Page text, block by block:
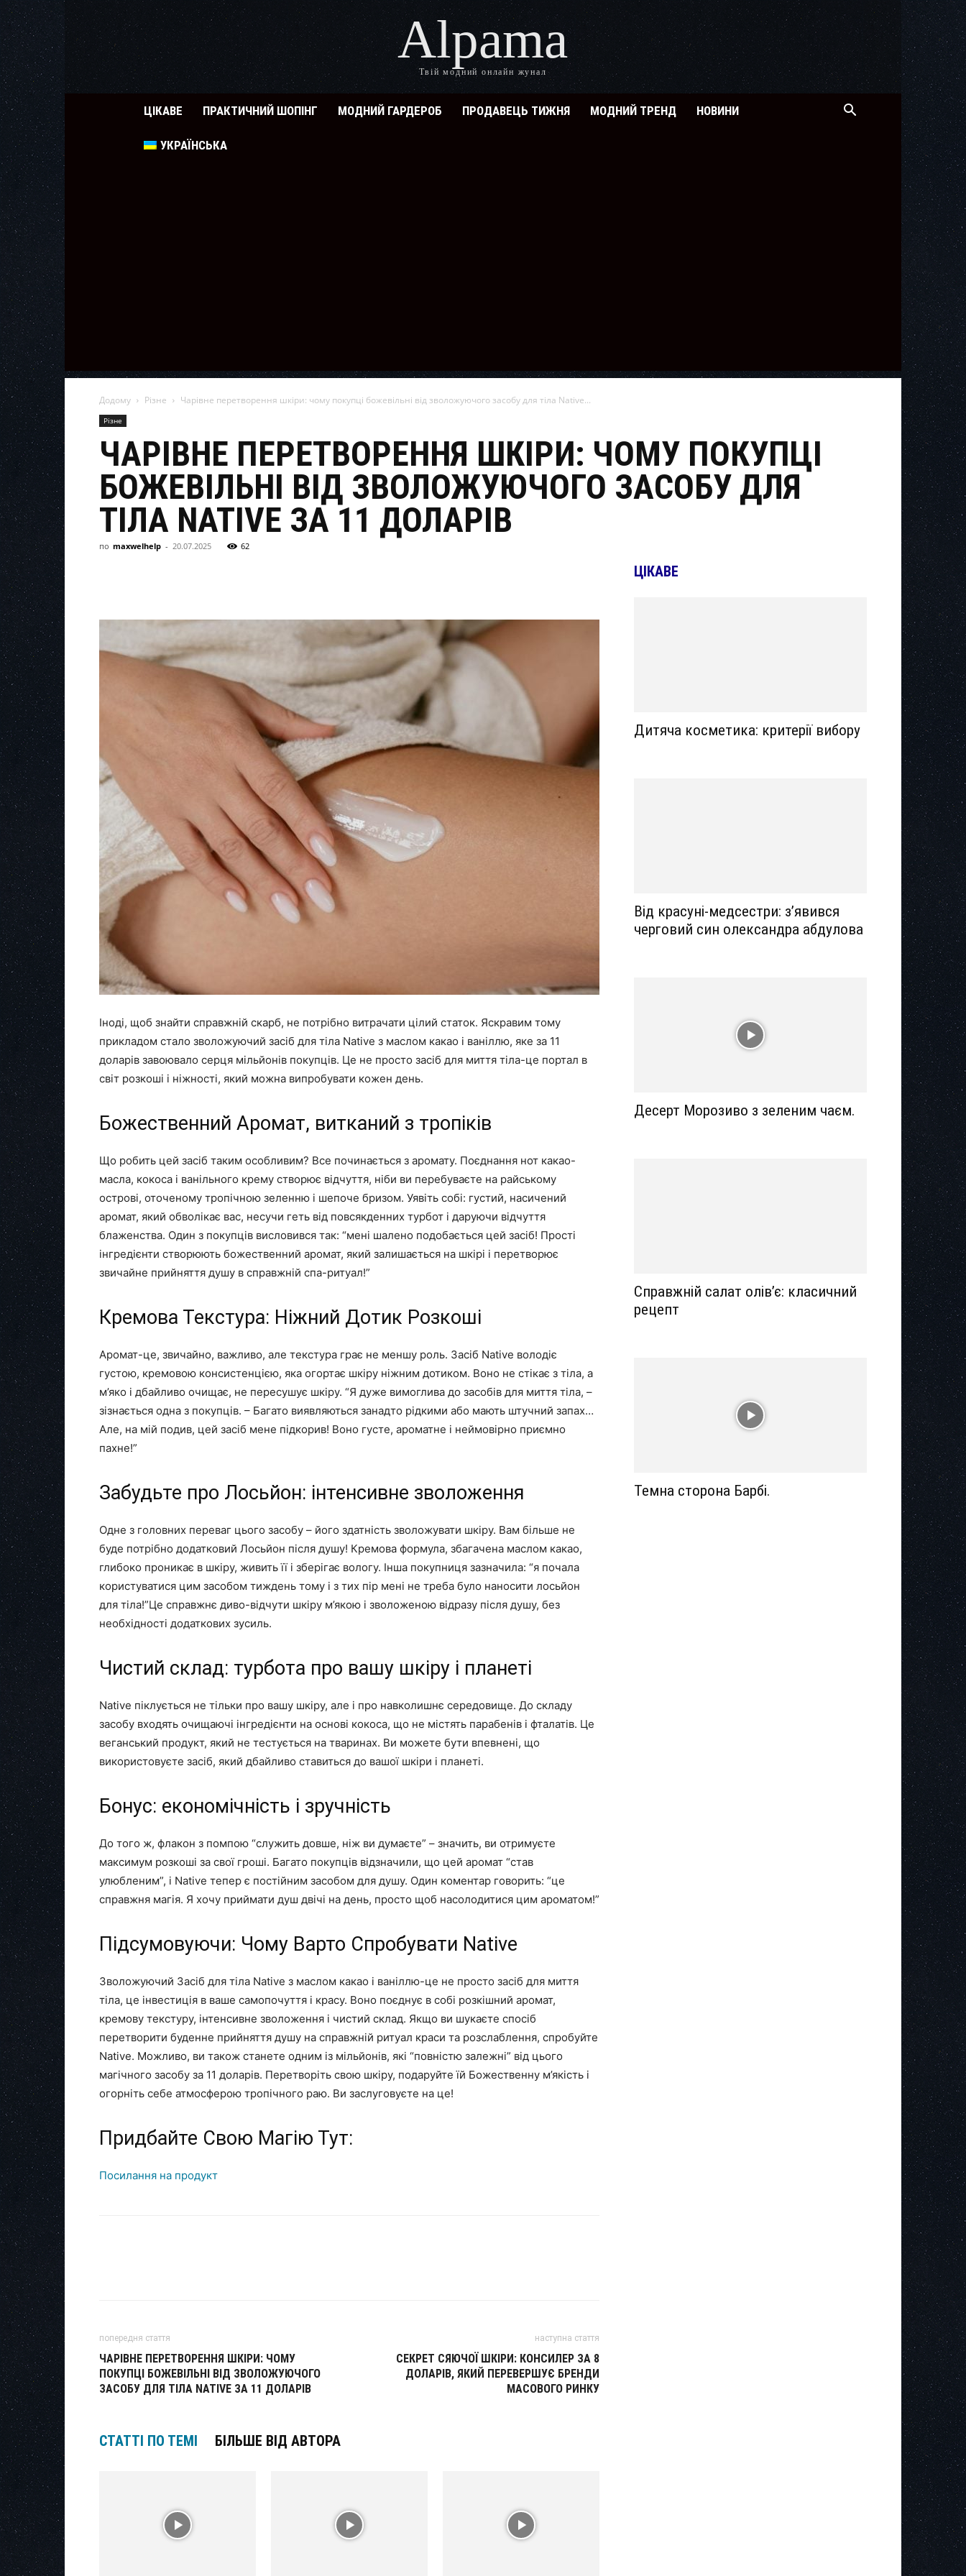
Alpama
Твій модний онлайн жунал
ЦІКАВЕ ПРАКТИЧНИЙ ШОПІНГ МОДНИЙ ГАРДЕРОБ ПРОДАВЕЦЬ ТИЖНЯ МОДНИЙ ТРЕНД НОВИНИ
УКРАЇНСЬКА
Додому Різне Чарівне перетворення шкіри: чому покупці божевільні від зволожуючого засобу для тіла Native...
Різне
ЧАРІВНЕ ПЕРЕТВОРЕННЯ ШКІРИ: ЧОМУ ПОКУПЦІ
БОЖЕВІЛЬНІ ВІД ЗВОЛОЖУЮЧОГО ЗАСОБУ ДЛЯ
ТІЛА NATIVE ЗА 11 ДОЛАРІВ
по maxwelhelp - 20.07.2025 62
Іноді, щоб знайти справжній скарб, не потрібно витрачати цілий статок. Яскравим тому
прикладом стало зволожуючий засіб для тіла Native з маслом какао і ваніллю, яке за 11
доларів завоювало серця мільйонів покупців. Це не просто засіб для миття тіла-це портал в
світ розкоші і ніжності, який можна випробувати кожен день.
Божественний Аромат, витканий з тропіків
Що робить цей засіб таким особливим? Все починається з аромату. Поєднання нот какао-
масла, кокоса і ванільного крему створює відчуття, ніби ви перебуваєте на райському
острові, оточеному тропічною зеленню і шепоче бризом. Уявіть собі: густий, насичений
аромат, який обволікає вас, несучи геть від повсякденних турбот і даруючи відчуття
блаженства. Один з покупців висловився так: “мені шалено подобається цей засіб! Прості
інгредієнти створюють божественний аромат, який залишається на шкірі і перетворює
звичайне прийняття душу в справжній спа-ритуал!”
Кремова Текстура: Ніжний Дотик Розкоші
Аромат-це, звичайно, важливо, але текстура грає не меншу роль. Засіб Native володіє
густою, кремовою консистенцією, яка огортає шкіру ніжним дотиком. Воно не стікає з тіла, а
м’яко і дбайливо очищає, не пересушує шкіру. “Я дуже вимоглива до засобів для миття тіла, –
зізнається одна з покупців. – Багато виявляються занадто рідкими або мають штучний запах…
Але, на мій подив, цей засіб мене підкорив! Воно густе, ароматне і неймовірно приємно
пахне!”
Забудьте про Лосьйон: інтенсивне зволоження
Одне з головних переваг цього засобу – його здатність зволожувати шкіру. Вам більше не
буде потрібно додатковий Лосьйон після душу! Кремова формула, збагачена маслом какао,
глибоко проникає в шкіру, живить її і зберігає вологу. Інша покупниця зазначила: “я почала
користуватися цим засобом тиждень тому і з тих пір мені не треба було наносити лосьйон
для тіла!”Це справжнє диво-відчути шкіру м’якою і зволоженою відразу після душу, без
необхідності додаткових зусиль.
Чистий склад: турбота про вашу шкіру і планеті
Native піклується не тільки про вашу шкіру, але і про навколишнє середовище. До складу
засобу входять очищаючі інгредієнти на основі кокоса, що не містять парабенів і фталатів. Це
веганський продукт, який не тестується на тваринах. Ви можете бути впевнені, що
використовуєте засіб, який дбайливо ставиться до вашої шкіри і планеті.
Бонус: економічність і зручність
До того ж, флакон з помпою “служить довше, ніж ви думаєте” – значить, ви отримуєте
максимум розкоші за свої гроші. Багато покупців відзначили, що цей аромат “став
улюбленим”, і Native тепер є постійним засобом для душу. Один коментар говорить: “це
справжня магія. Я хочу приймати душ двічі на день, просто щоб насолодитися цим ароматом!”
Підсумовуючи: Чому Варто Спробувати Native
Зволожуючий Засіб для тіла Native з маслом какао і ваніллю-це не просто засіб для миття
тіла, це інвестиція в ваше самопочуття і красу. Воно поєднує в собі розкішний аромат,
кремову текстуру, інтенсивне зволоження і чистий склад. Якщо ви шукаєте спосіб
перетворити буденне прийняття душу на справжній ритуал краси та розслаблення, спробуйте
Native. Можливо, ви також станете одним із мільйонів, які “повністю залежні” від цього
магічного засобу за 11 доларів. Перетворіть свою шкіру, подаруйте їй Божественну м’якість і
огорніть себе атмосферою тропічного раю. Ви заслуговуєте на це!
Придбайте Свою Магію Тут:
Посилання на продукт
попередня стаття
ЧАРІВНЕ ПЕРЕТВОРЕННЯ ШКІРИ: ЧОМУ
ПОКУПЦІ БОЖЕВІЛЬНІ ВІД ЗВОЛОЖУЮЧОГО
ЗАСОБУ ДЛЯ ТІЛА NATIVE ЗА 11 ДОЛАРІВ
наступна стаття
СЕКРЕТ СЯЮЧОЇ ШКІРИ: КОНСИЛЕР ЗА 8
ДОЛАРІВ, ЯКИЙ ПЕРЕВЕРШУЄ БРЕНДИ
МАСОВОГО РИНКУ
СТАТТІ ПО ТЕМІ БІЛЬШЕ ВІД АВТОРА
ЦІКАВЕ
Дитяча косметика: критерії вибору
Від красуні-медсестри: з’явився
черговий син олександра абдулова
Десерт Морозиво з зеленим чаєм.
Справжній салат олів’є: класичний
рецепт
Темна сторона Барбі.